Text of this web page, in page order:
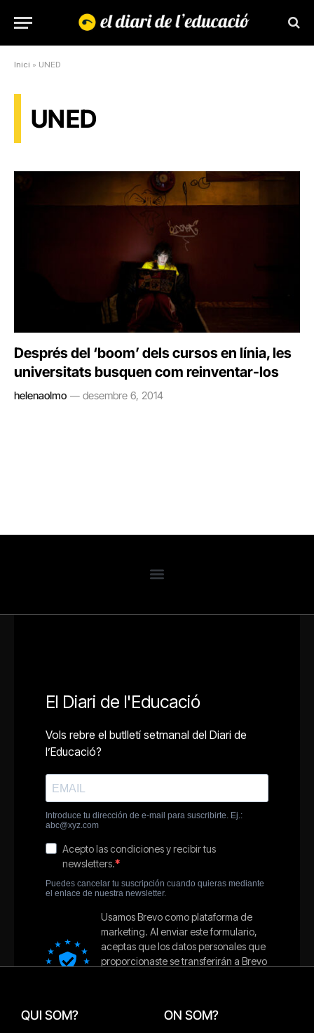
Inici » UNED
UNED
Després del ‘boom’ dels cursos en línia, les
universitats busquen com reinventar-los
helenaolmo desembre 6, 2014
QUI SOM? ON SOM?